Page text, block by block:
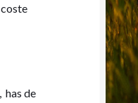
has de